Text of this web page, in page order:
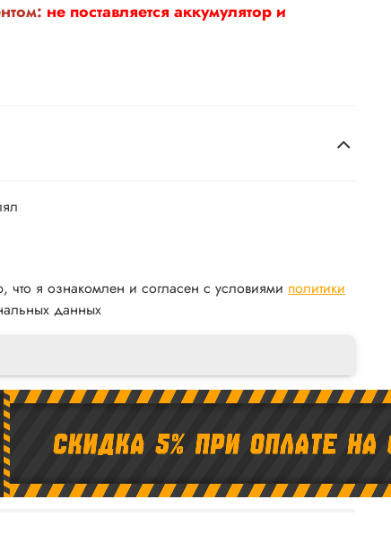
не поставляется аккумулятор и
что я ознакомлен и согласен с условиями политики
данных